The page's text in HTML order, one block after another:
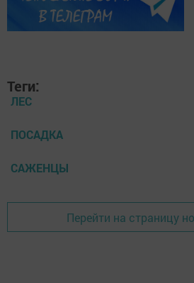
Теги:
ЛЕС
ПОСАДКА
САЖЕНЦЫ
Перейти на страницу